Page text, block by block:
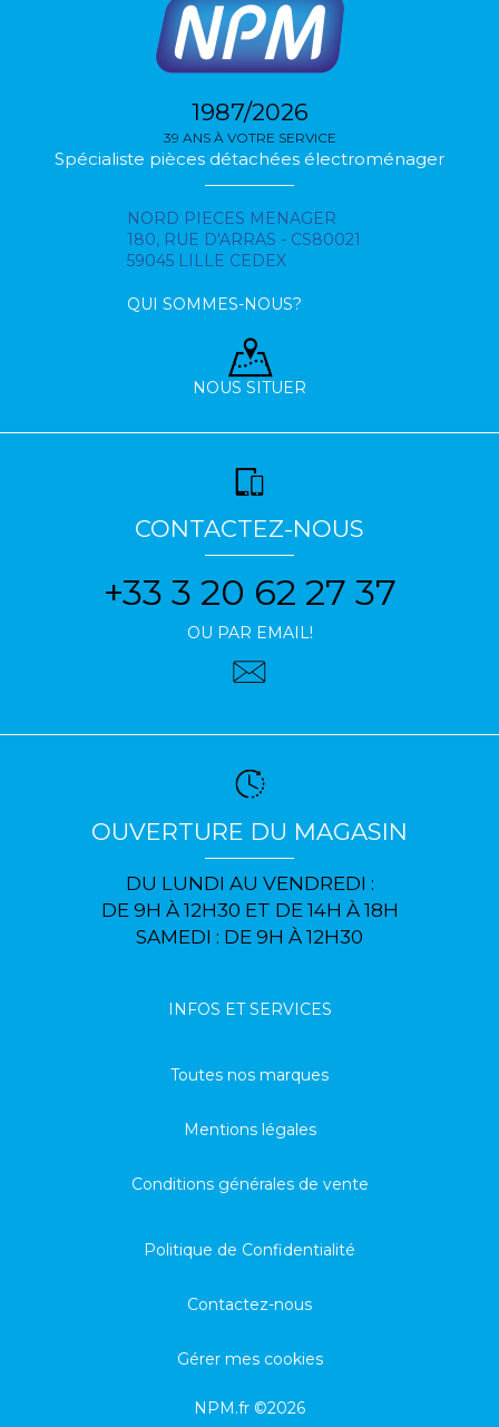
1987/2026
39 ANS À VOTRE SERVICE
Spécialiste pièces détachées électroménager
NORD PIECES MENAGER
180, RUE D'ARRAS - CS80021
59045 LILLE CEDEX
QUI SOMMES-NOUS?
NOUS SITUER
CONTACTEZ-NOUS
+33 3 20 62 27 37
OU PAR EMAIL!
OUVERTURE DU MAGASIN
DU LUNDI AU VENDREDI :
DE 9H À 12H30 ET DE 14H À 18H
SAMEDI : DE 9H À 12H30
INFOS ET SERVICES
Toutes nos marques
Mentions légales
Conditions générales de vente
Politique de Confidentialité
Contactez-nous
Gérer mes cookies
NPM.fr ©2026